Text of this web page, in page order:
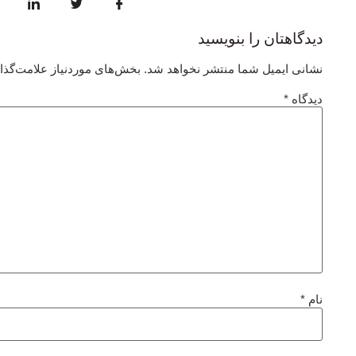
دیدگاهتان را بنویسید
نشانی ایمیل شما منتشر نخواهد شد. بخش‌های موردنیاز
دیدگاه *
نام *